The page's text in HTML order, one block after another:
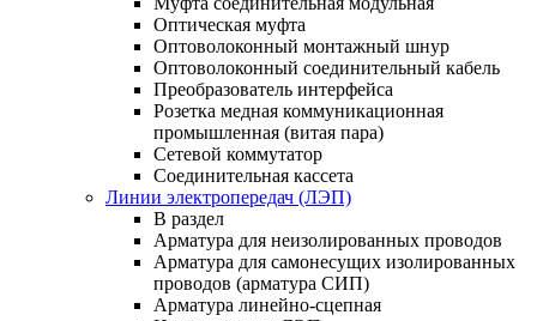
Оптическая муфта
Оптоволоконный монтажный шнур
Оптоволоконный соединительный кабель
Преобразователь интерфейса
Розетка медная коммуникационная
промышленная (витая пара)
Сетевой коммутатор
Соединительная кассета
Линии электропередач (ЛЭП)
В раздел
Арматура для неизолированных проводов
Арматура для самонесущих изолированных
проводов (арматура СИП)
Арматура линейно-сцепная